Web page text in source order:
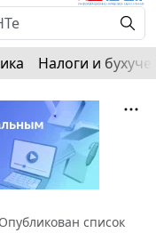
Налоги и
Опубликован список